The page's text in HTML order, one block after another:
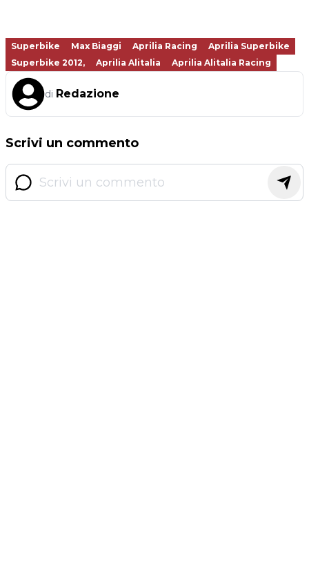
Superbike Max Biaggi Aprilia Racing
Aprilia Superbike
Superbike 2012,
Aprilia Alitalia Aprilia Alitalia Racing
di Redazione
Scrivi un commento